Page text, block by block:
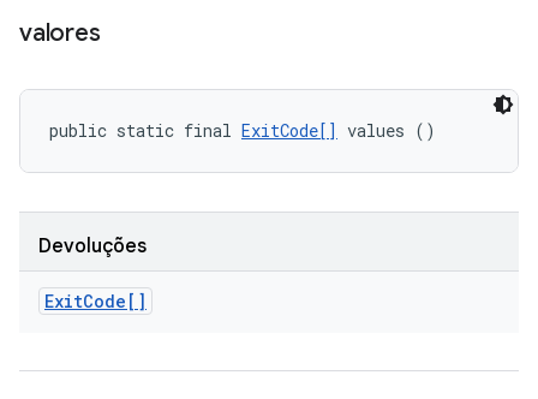
valores
public static final ExitCode[] values ()
Devoluções
ExitCode[]